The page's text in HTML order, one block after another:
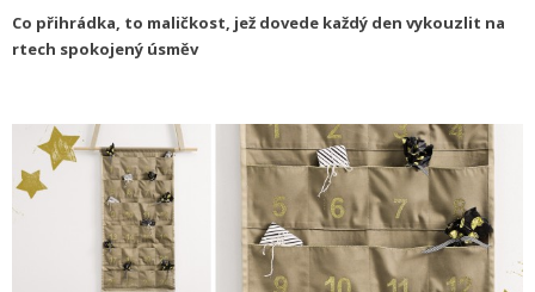
Co přihrádka, to maličkost, jež dovede každý den vykouzlit na
rtech spokojený úsměv